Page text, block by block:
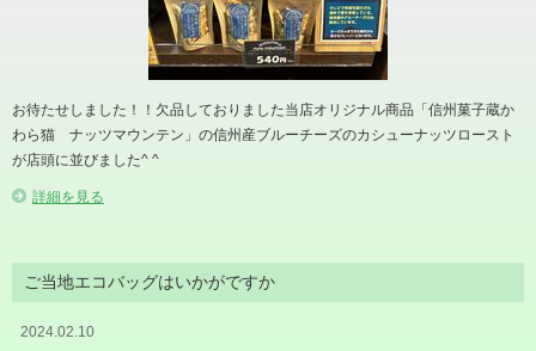
お待たせしました！！欠品しておりました当店オリジナル商品「信州菓子蔵か
わら猫 ナッツマウンテン」の信州産ブルーチーズのカシューナッツロースト
が店頭に並びました^ ^
詳細を見る
ご当地エコバッグはいかがですか
2024.02.10